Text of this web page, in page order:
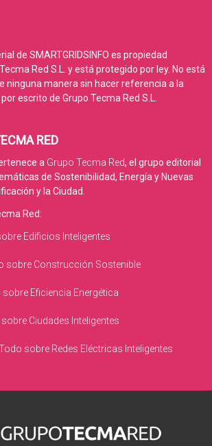
de SMARTGRIDSINFO es propiedad
Red S.L. y está protegido por ley. No está
ninguna manera sin hacer referencia a la
escrito de Grupo Tecma Red S.L.
RED
a Grupo Tecma Red, el grupo editorial
de Sostenibilidad, Energía y Nuevas
y la Ciudad.
Red:
Edificios Inteligentes
sobre Construcción Sostenible
sobre Eficiencia Energética
Ciudades Inteligentes
sobre Redes Eléctricas Inteligentes